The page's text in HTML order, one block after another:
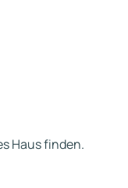
Haus finden.